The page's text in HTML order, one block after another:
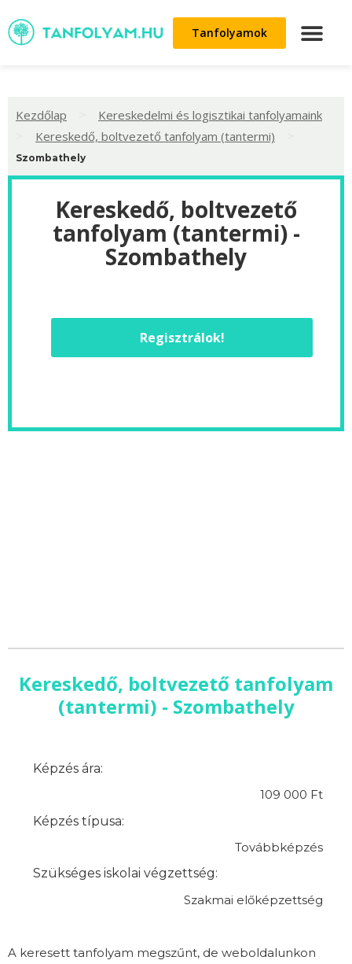
Tanfolyamok
Kezdőlap Kereskedelmi és logisztikai tanfolyamaink
Kereskedő, boltvezető tanfolyam (tantermi)
Szombathely
Kereskedő, boltvezető
tanfolyam (tantermi) -
Szombathely
Regisztrálok!
Kereskedő, boltvezető tanfolyam
(tantermi) - Szombathely
Képzés ára:
109 000 Ft
Képzés típusa:
Továbbképzés
Szükséges iskolai végzettség:
Szakmai előképzettség
A keresett tanfolyam megszűnt, de weboldalunkon